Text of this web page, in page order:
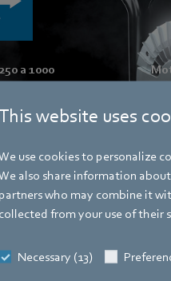
website uses
use cookies to personalize
also share information
partners who may combine it
collected from your use of their
Necessary (13)
a 1000
configurabile,sia